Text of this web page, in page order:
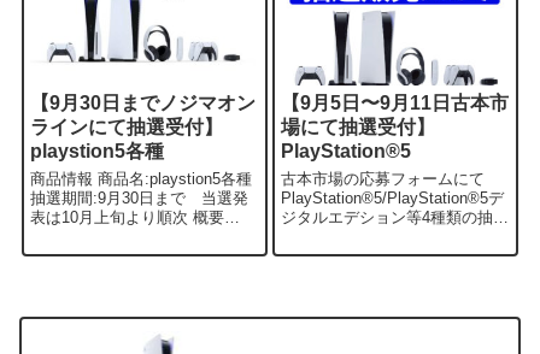
【9月30日までノジマオン
ラインにて抽選受付】
playstion5各種
商品情報 商品名:playstion5各種
抽選期間:9月30日まで 当選発
表は10月上旬より順次 概要
テムから 6アイテムに増えたた
【9月5日〜9月11日古本市
場にて抽選受付】
PlayStation®5
古本市場の応募フォームにて
PlayStation®5/PlayStation®5デ
ジタルエデション等4種類の抽選
市場の会員登録が必要となりま